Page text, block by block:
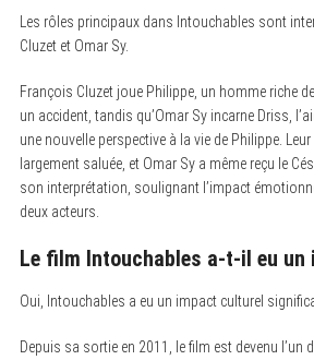
Les rôles principaux dans Intouchables sont
Cluzet et Omar Sy.
François Cluzet joue Philippe, un homme riche
un accident, tandis qu’Omar Sy incarne Driss,
une nouvelle perspective à la vie de Philippe.
largement saluée, et Omar Sy a même reçu le
son interprétation, soulignant l’impact
deux acteurs.
Le film Intouchables a-t-il eu
Oui, Intouchables a eu un impact culturel
Depuis sa sortie en 2011, le film est devenu l’un